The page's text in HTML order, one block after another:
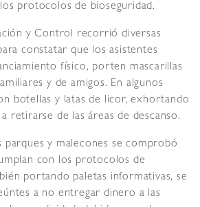
protocolos de bioseguridad.
y Control recorrió diversas
constatar que los asistentes
físico, porten mascarillas
y de amigos. En algunos
botellas y latas de licor, exhortando
retirarse de las áreas de descanso.
y malecones se comprobó
con los protocolos de
portando paletas informativas, se
a no entregar dinero a las